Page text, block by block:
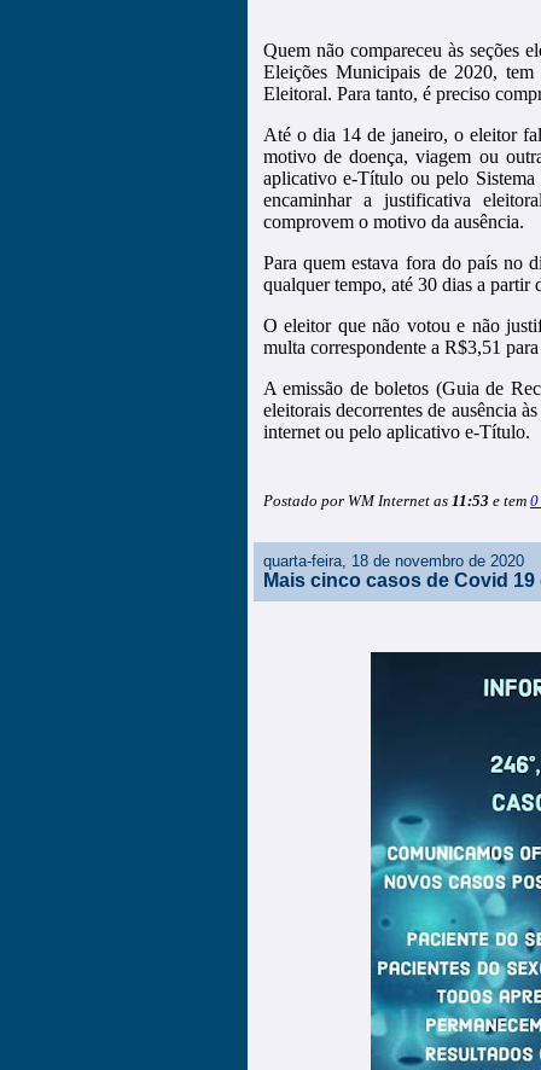
Quem não compareceu às seções
Eleições Municipais de 2020,
Eleitoral. Para tanto, é preciso
Até o dia 14 de janeiro, o eleitor
motivo de doença, viagem ou
aplicativo e-Título ou pelo Sistema
encaminhar a justificativa
comprovem o motivo da ausência.
Para quem estava fora do país no
qualquer tempo, até 30 dias a partir
O eleitor que não votou e não
multa correspondente a R$3,51
A emissão de boletos (Guia de
eleitorais decorrentes de ausência
internet ou pelo aplicativo e-Título.
Postado por WM Internet as 11:53 e tem 0
quarta-feira, 18 de novembro de 2020
Mais cinco casos de Covid